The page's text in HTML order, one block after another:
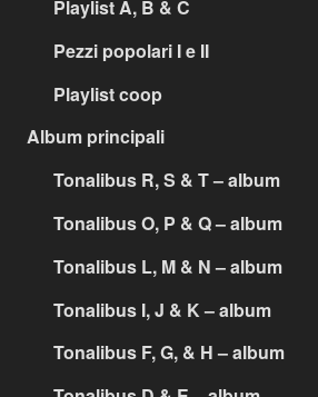
Playlist A, B & C
Pezzi popolari I e II
Playlist coop
Album principali
Tonalibus R, S & T – album
Tonalibus O, P & Q – album
Tonalibus L, M & N – album
Tonalibus I, J & K – album
Tonalibus F, G, & H – album